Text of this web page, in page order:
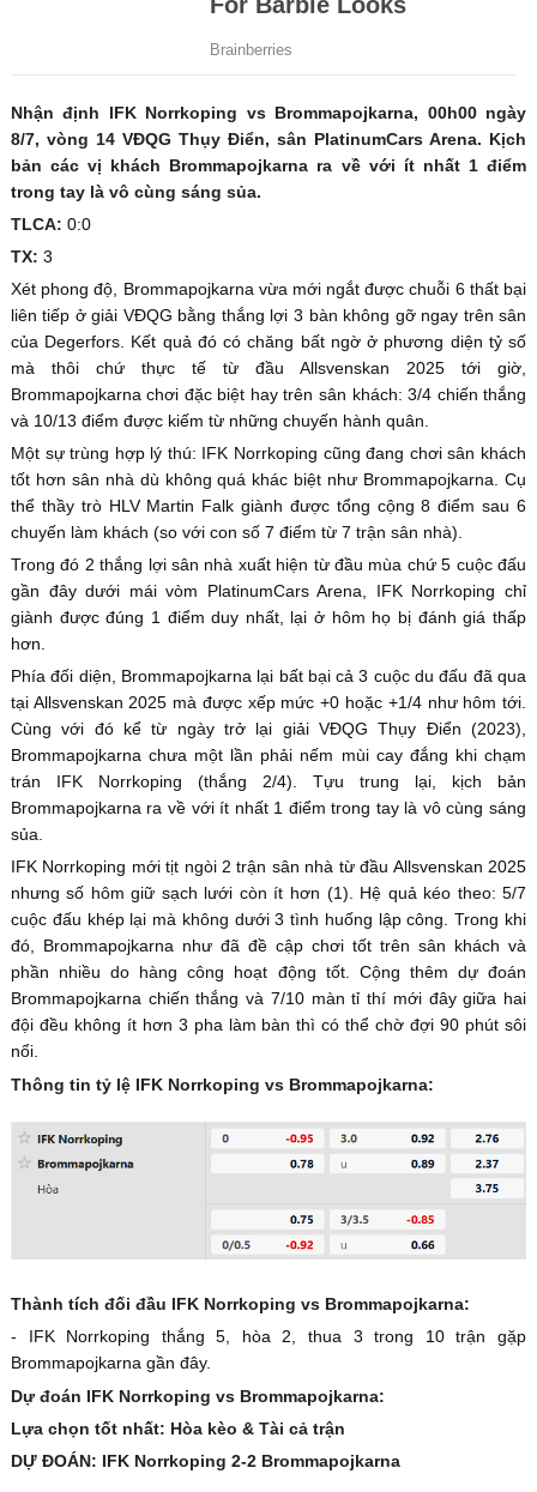
Nhận định IFK Norrkoping vs Brommapojkarna, 00h00 ngày
8/7, vòng 14 VĐQG Thụy Điển, sân PlatinumCars Arena. Kịch
bản các vị khách Brommapojkarna ra về với ít nhất 1 điểm
trong tay là vô cùng sáng sủa.
TLCA: 0:0
TX: 3
Xét phong độ, Brommapojkarna vừa mới ngắt được chuỗi 6 thất bại
liên tiếp ở giải VĐQG bằng thắng lợi 3 bàn không gỡ ngay trên sân
của Degerfors. Kết quả đó có chăng bất ngờ ở phương diện tỷ số
mà thôi chứ thực tế từ đầu Allsvenskan 2025 tới giờ,
Brommapojkarna chơi đặc biệt hay trên sân khách: 3/4 chiến thắng
và 10/13 điểm được kiếm từ những chuyến hành quân.
Một sự trùng hợp lý thú: IFK Norrkoping cũng đang chơi sân khách
tốt hơn sân nhà dù không quá khác biệt như Brommapojkarna. Cụ
thể thầy trò HLV Martin Falk giành được tổng cộng 8 điểm sau 6
chuyến làm khách (so với con số 7 điểm từ 7 trận sân nhà).
Trong đó 2 thắng lợi sân nhà xuất hiện từ đầu mùa chứ 5 cuộc đấu
gần đây dưới mái vòm PlatinumCars Arena, IFK Norrkoping chỉ
giành được đúng 1 điểm duy nhất, lại ở hôm họ bị đánh giá thấp
hơn.
Phía đối diện, Brommapojkarna lại bất bại cả 3 cuộc du đấu đã qua
tại Allsvenskan 2025 mà được xếp mức +0 hoặc +1/4 như hôm tới.
Cùng với đó kể từ ngày trở lại giải VĐQG Thụy Điển (2023),
Brommapojkarna chưa một lần phải nếm mùi cay đắng khi chạm
trán IFK Norrkoping (thắng 2/4). Tựu trung lại, kịch bản
Brommapojkarna ra về với ít nhất 1 điểm trong tay là vô cùng sáng
sủa.
IFK Norrkoping mới tịt ngòi 2 trận sân nhà từ đầu Allsvenskan 2025
nhưng số hôm giữ sạch lưới còn ít hơn (1). Hệ quả kéo theo: 5/7
cuộc đấu khép lại mà không dưới 3 tình huống lập công. Trong khi
đó, Brommapojkarna như đã đề cập chơi tốt trên sân khách và
phần nhiều do hàng công hoạt động tốt. Cộng thêm dự đoán
Brommapojkarna chiến thắng và 7/10 màn tỉ thí mới đây giữa hai
đội đều không ít hơn 3 pha làm bàn thì có thể chờ đợi 90 phút sôi
nổi.
Thông tin tỷ lệ IFK Norrkoping vs Brommapojkarna:
Thành tích đối đầu IFK Norrkoping vs Brommapojkarna:
- IFK Norrkoping thắng 5, hòa 2, thua 3 trong 10 trận gặp
Brommapojkarna gần đây.
Dự đoán IFK Norrkoping vs Brommapojkarna:
Lựa chọn tốt nhất: Hòa kèo & Tài cả trận
DỰ ĐOÁN: IFK Norrkoping 2-2 Brommapojkarna